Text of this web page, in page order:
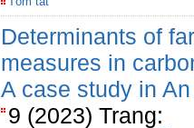
Determinants of
measures in
A case study in
9 (2023) Trang: